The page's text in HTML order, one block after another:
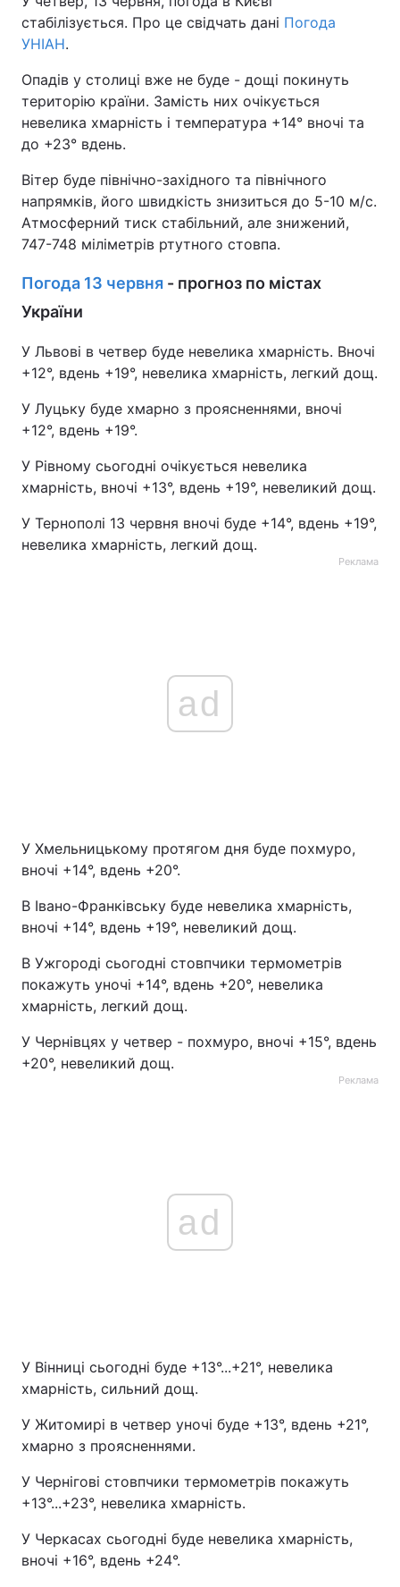
стабілізується. Про це свідчать дані Погода
УНІАН.
Опадів у столиці вже не буде - дощі покинуть
територію країни. Замість них очікується
невелика хмарність і температура +14° вночі та
до +23° вдень.
Вітер буде північно-західного та північного
напрямків, його швидкість знизиться до 5-10 м/с.
Атмосферний тиск стабільний, але знижений,
747-748 міліметрів ртутного стовпа.
Погода 13 червня - прогноз по містах
України
У Львові в четвер буде невелика хмарність. Вночі
+12°, вдень +19°, невелика хмарність, легкий дощ.
У Луцьку буде хмарно з проясненнями, вночі
+12°, вдень +19°.
У Рівному сьогодні очікується невелика
хмарність, вночі +13°, вдень +19°, невеликий дощ.
У Тернополі 13 червня вночі буде +14°, вдень +19°,
невелика хмарність, легкий дощ.
Реклама
ad
У Хмельницькому протягом дня буде похмуро,
вночі +14°, вдень +20°.
В Івано-Франківську буде невелика хмарність,
вночі +14°, вдень +19°, невеликий дощ.
В Ужгороді сьогодні стовпчики термометрів
покажуть уночі +14°, вдень +20°, невелика
хмарність, легкий дощ.
У Чернівцях у четвер - похмуро, вночі +15°, вдень
+20°, невеликий дощ.
Реклама
ad
У Вінниці сьогодні буде +13°...+21°, невелика
хмарність, сильний дощ.
У Житомирі в четвер уночі буде +13°, вдень +21°,
хмарно з проясненнями.
У Чернігові стовпчики термометрів покажуть
+13°...+23°, невелика хмарність.
У Черкасах сьогодні буде невелика хмарність,
вночі +16°, вдень +24°.